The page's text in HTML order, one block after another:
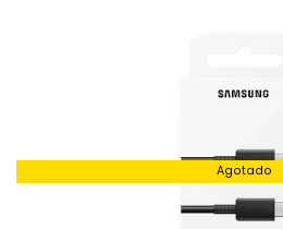
Agotado